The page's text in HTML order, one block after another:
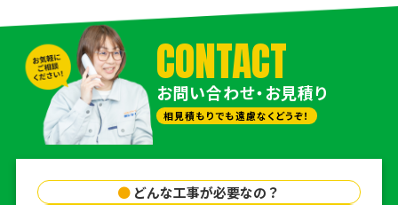
CONTACT
お問い合わせ・お見積り
相見積もりでも遠慮なくどうぞ！
● どんな工事が必要なの？